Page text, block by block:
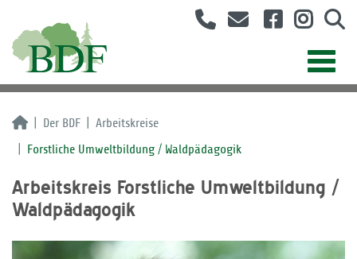
Der BDF
Arbeitskreise
Forstliche Umweltbildung / Waldpädagogik
Arbeitskreis Forstliche Umweltbildung /
Waldpädagogik